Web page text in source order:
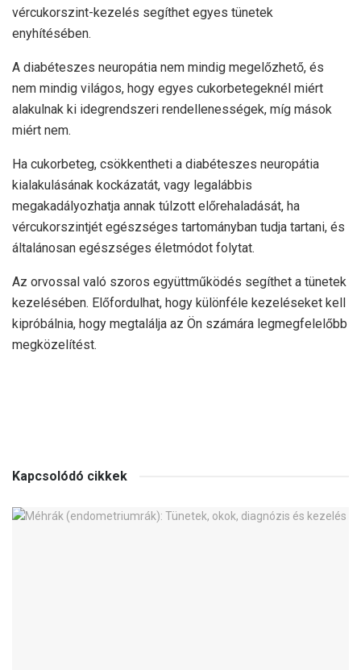
vércukorszint-kezelés segíthet egyes tünetek
enyhítésében.
A diabéteszes neuropátia nem mindig megelőzhető, és
nem mindig világos, hogy egyes cukorbetegeknél miért
alakulnak ki idegrendszeri rendellenességek, míg mások
miért nem.
Ha cukorbeteg, csökkentheti a diabéteszes neuropátia
kialakulásának kockázatát, vagy legalábbis
megakadályozhatja annak túlzott előrehaladását, ha
vércukorszintjét egészséges tartományban tudja tartani, és
általánosan egészséges életmódot folytat.
Az orvossal való szoros együttműködés segíthet a tünetek
kezelésében. Előfordulhat, hogy különféle kezeléseket kell
kipróbálnia, hogy megtalálja az Ön számára legmegfelelőbb
megközelítést.
Kapcsolódó cikkek